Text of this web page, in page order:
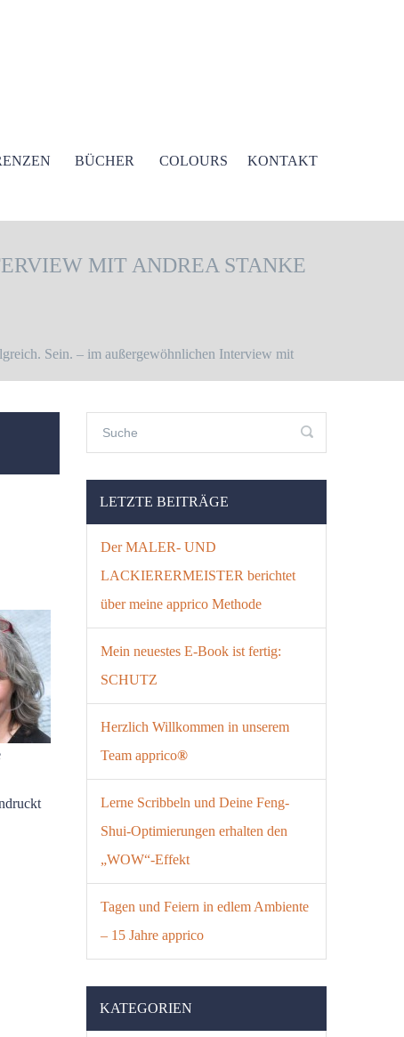
BÜCHER COLOURS KONTAKT
MIT ANDREA STANKE
Sein. – im außergewöhnlichen Interview mit
LETZTE BEITRÄGE
Der MALER- UND
LACKIERERMEISTER berichtet
über meine apprico Methode
Mein neuestes E-Book ist fertig:
SCHUTZ
Herzlich Willkommen in unserem
Team apprico®
Lerne Scribbeln und Deine Feng-
Shui-Optimierungen erhalten den
„WOW“-Effekt
Tagen und Feiern in edlem Ambiente
– 15 Jahre apprico
KATEGORIEN